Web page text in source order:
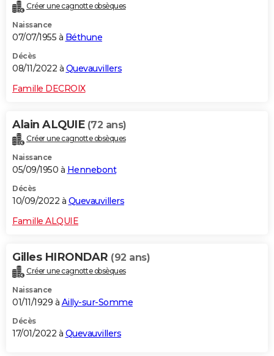
Créer une cagnotte obsèques
Naissance
07/07/1955 à Béthune
Décès
08/11/2022 à Quevauvillers
Famille DECROIX
Alain ALQUIE (72 ans)
Créer une cagnotte obsèques
Naissance
05/09/1950 à Hennebont
Décès
10/09/2022 à Quevauvillers
Famille ALQUIE
Gilles HIRONDAR (92 ans)
Créer une cagnotte obsèques
Naissance
01/11/1929 à Ailly-sur-Somme
Décès
17/01/2022 à Quevauvillers